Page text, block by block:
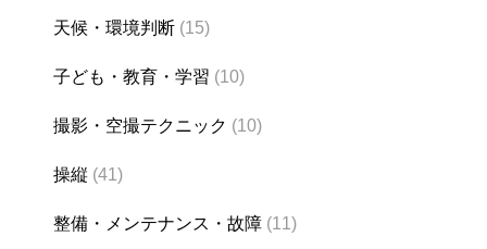
天候・環境判断 (15)
子ども・教育・学習 (10)
撮影・空撮テクニック (10)
操縦 (41)
整備・メンテナンス・故障 (11)